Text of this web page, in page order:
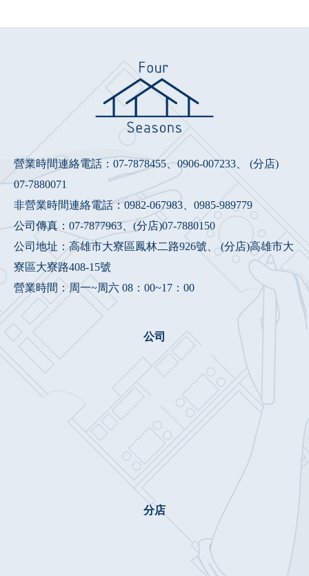
營業時間連絡電話： 07-7878455、0906-007233 、 (分店)
07-7880071
非營業時間連絡電話：0982-067983
0985-989779
公司傳真：07-7877963、(分店)07-7880150
公司地址：高雄市大寮區鳳林二路926號、 (分店)高雄市大
寮區大寮路408-15號
營業時間：周一~周六 08：00~17：00
公司
分店